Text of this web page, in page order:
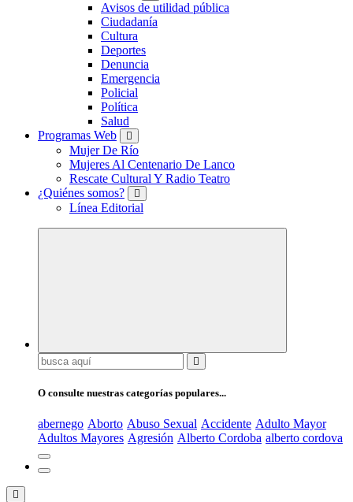
Avisos de utilidad pública
Ciudadanía
Cultura
Deportes
Denuncia
Emergencia
Policial
Política
Salud
Programas Web
Mujer De Río
Mujeres Al Centenario De Lanco
Rescate Cultural Y Radio Teatro
¿Quiénes somos?
Línea Editorial
Buscar:
O consulte nuestras categorías populares...
abernego Aborto Abuso Sexual Accidente Adulto Mayor
Adultos Mayores Agresión Alberto Cordoba alberto cordova